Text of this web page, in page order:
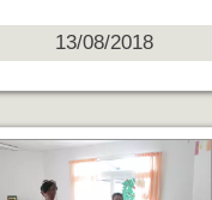
13/08/2018